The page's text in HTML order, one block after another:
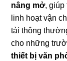
nâng mở, giúp
linh hoạt vận
tải thông
cho những
thiết bị văn